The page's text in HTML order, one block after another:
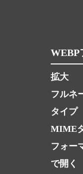
WEBP
拡大
フルネ
タイプ
MIME
フォー
で開く